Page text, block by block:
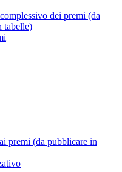
dei premi (da
tabelle)
premi (da pubblicare in